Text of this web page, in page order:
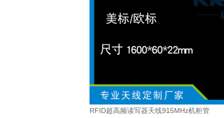
RFID超高频读写器天线915MHz机柜管